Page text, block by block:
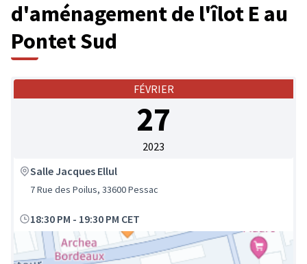
d'aménagement de l'îlot E au
Pontet Sud
FÉVRIER
27
2023
Salle Jacques Ellul
7 Rue des Poilus, 33600 Pessac
18:30 PM - 19:30 PM CET